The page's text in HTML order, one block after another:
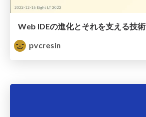
Web IDEの進化とそれを支える技術
pvcresin